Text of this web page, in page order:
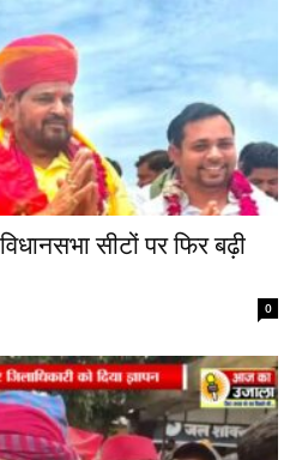
सीटों पर फिर बढ़ी
0